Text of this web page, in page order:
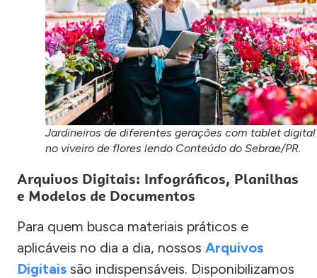
Jardineiros de diferentes gerações com tablet digital
no viveiro de flores lendo Conteúdo do Sebrae/PR.
Arquivos Digitais: Infográficos, Planilhas
e Modelos de Documentos
Para quem busca materiais práticos e
aplicáveis no dia a dia, nossos Arquivos
Digitais são indispensáveis. Disponibilizamos